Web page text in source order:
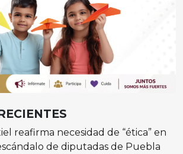
reafirma necesidad de “ética” en
de diputadas de Puebla